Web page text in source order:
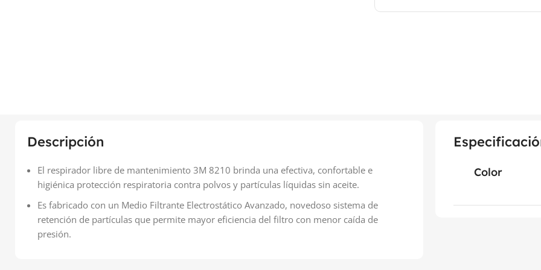
Descripción
El respirador libre de mantenimiento 3M 8210 brinda una efectiva, confortable e
higiénica protección respiratoria contra polvos y partículas líquidas sin aceite.
Es fabricado con un Medio Filtrante Electrostático Avanzado, novedoso sistema de
retención de partículas que permite mayor eficiencia del filtro con menor caída de
presión.
Color